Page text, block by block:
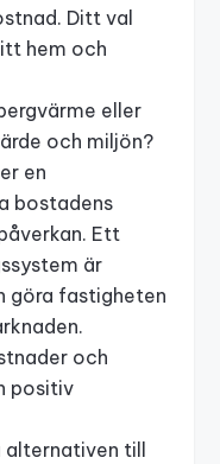
Ditt val
hem och
eller
och miljön?
en
bostadens
Ett
är
göra fastigheten
och
positiv
till